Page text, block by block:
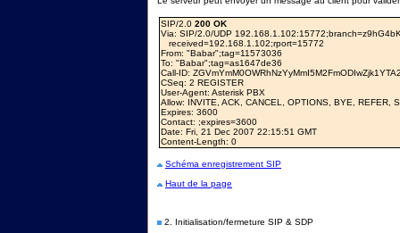
SIP/2.0 200 OK
Via: SIP/2.0/UDP
received=192.168.1.102;rport=15772
From: "Babar";tag=11573036
To: "Babar";tag=as1647de36
Call-ID:
CSeq: 2 REGISTER
User-Agent: Asterisk PBX
Allow: INVITE, ACK, CANCEL, OPTIONS, BYE, REFER,
Expires: 3600
Contact: ;expires=3600
Date: Fri, 21 Dec 2007 22:15:51 GMT
Content-Length: 0
Schéma enregistrement SIP
Haut de la page
2. Initialisation/fermeture SIP & SDP